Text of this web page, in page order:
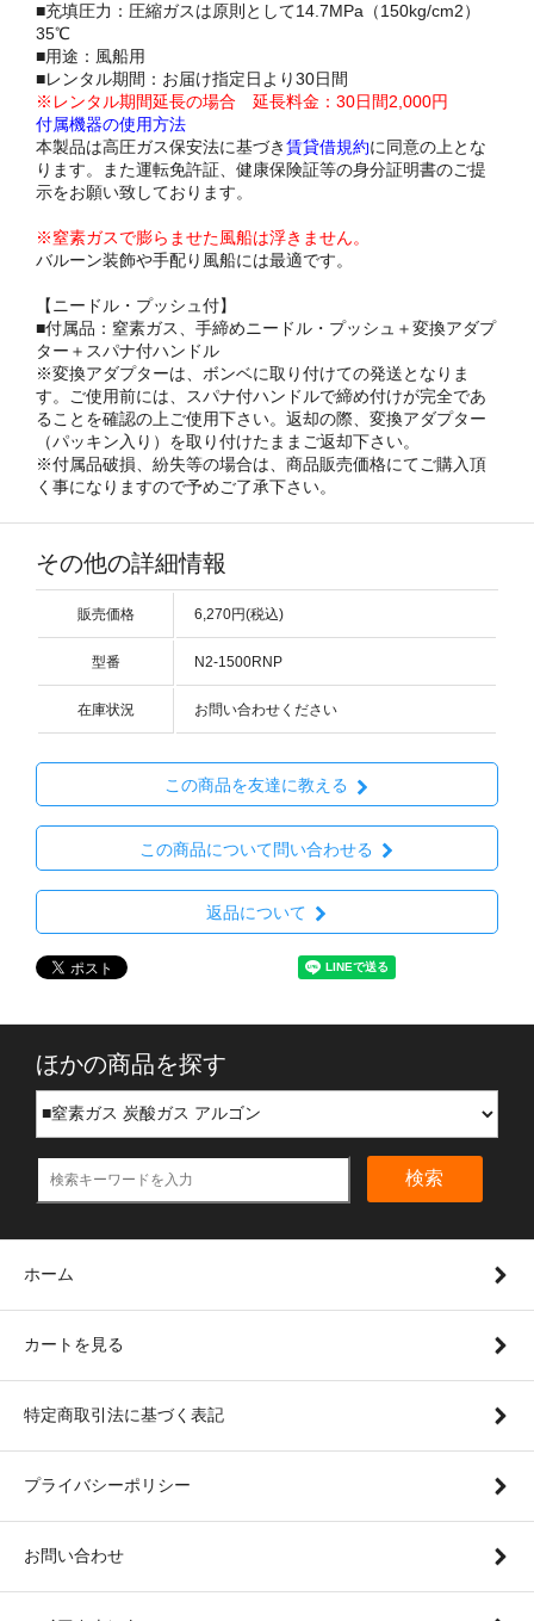
■充填圧力：圧縮ガスは原則として14.7MPa（150kg/cm2）
35℃
■用途：風船用
■レンタル期間：お届け指定日より30日間
※レンタル期間延長の場合 延長料金：30日間2,000円
付属機器の使用方法
本製品は高圧ガス保安法に基づき賃貸借規約に同意の上とな
ります。また運転免許証、健康保険証等の身分証明書のご提
示をお願い致しております。
※窒素ガスで膨らませた風船は浮きません。
バルーン装飾や手配り風船には最適です。
【ニードル・プッシュ付】
■付属品：窒素ガス、手締めニードル・プッシュ＋変換アダプ
ター＋スパナ付ハンドル
※変換アダプターは、ボンベに取り付けての発送となりま
す。ご使用前には、スパナ付ハンドルで締め付けが完全であ
ることを確認の上ご使用下さい。返却の際、変換アダプター
（パッキン入り）を取り付けたままご返却下さい。
※付属品破損、紛失等の場合は、商品販売価格にてご購入頂
く事になりますので予めご了承下さい。
その他の詳細情報
販売価格 6,270円(税込)
型番 N2-1500RNP
在庫状況 お問い合わせください
この商品を友達に教える
この商品について問い合わせる
返品について
ほかの商品を探す
検索
ホーム
カートを見る
特定商取引法に基づく表記
プライバシーポリシー
お問い合わせ